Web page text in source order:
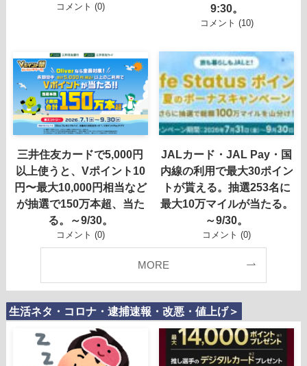
コメント (0)
9:30。
コメント (10)
三井住友カードで5,000円
以上使うと、Vポイント10
円〜最大10,000円相当など
が抽選で150万本超、当た
る。～9/30。
コメント (0)
JALカード・JAL Pay・国
内線の利用で最大30ポイン
トが貰える。抽選253名に
最大10万マイルが当たる。
～9/30。
コメント (0)
MORE
生活ネタ・コロナ・逮捕速報・改悪・値上げ＞